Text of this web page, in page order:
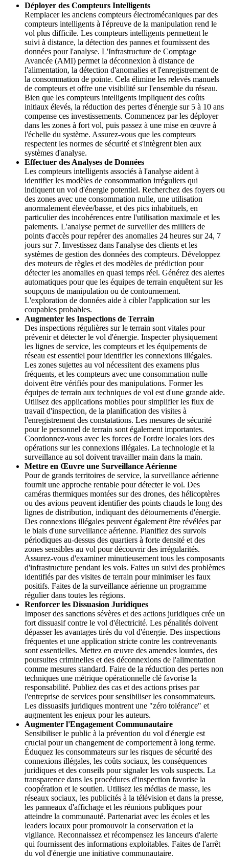
Déployer des Compteurs Intelligents
Remplacer les anciens compteurs électromécaniques par des
compteurs intelligents à l'épreuve de la manipulation rend le
vol plus difficile. Les compteurs intelligents permettent le
suivi à distance, la détection des pannes et fournissent des
données pour l'analyse. L'Infrastructure de Comptage
Avancée (AMI) permet la déconnexion à distance de
l'alimentation, la détection d'anomalies et l'enregistrement de
la consommation de pointe. Cela élimine les relevés manuels
de compteurs et offre une visibilité sur l'ensemble du réseau.
Bien que les compteurs intelligents impliquent des coûts
initiaux élevés, la réduction des pertes d'énergie sur 5 à 10 ans
compense ces investissements. Commencez par les déployer
dans les zones à fort vol, puis passez à une mise en œuvre à
l'échelle du système. Assurez-vous que les compteurs
respectent les normes de sécurité et s'intègrent bien aux
systèmes d'analyse.
Effectuer des Analyses de Données
Les compteurs intelligents associés à l'analyse aident à
identifier les modèles de consommation irréguliers qui
indiquent un vol d'énergie potentiel. Recherchez des foyers ou
des zones avec une consommation nulle, une utilisation
anormalement élevée/basse, et des pics inhabituels, en
particulier des incohérences entre l'utilisation maximale et les
paiements. L'analyse permet de surveiller des milliers de
points d'accès pour repérer des anomalies 24 heures sur 24, 7
jours sur 7. Investissez dans l'analyse des clients et les
systèmes de gestion des données des compteurs. Développez
des moteurs de règles et des modèles de prédiction pour
détecter les anomalies en quasi temps réel. Générez des alertes
automatiques pour que les équipes de terrain enquêtent sur les
soupçons de manipulation ou de contournement.
L'exploration de données aide à cibler l'application sur les
coupables probables.
Augmenter les Inspections de Terrain
Des inspections régulières sur le terrain sont vitales pour
prévenir et détecter le vol d'énergie. Inspecter physiquement
les lignes de service, les compteurs et les équipements de
réseau est essentiel pour identifier les connexions illégales.
Les zones sujettes au vol nécessitent des examens plus
fréquents, et les compteurs avec une consommation nulle
doivent être vérifiés pour des manipulations. Former les
équipes de terrain aux techniques de vol est d'une grande aide.
Utilisez des applications mobiles pour simplifier les flux de
travail d'inspection, de la planification des visites à
l'enregistrement des constatations. Les mesures de sécurité
pour le personnel de terrain sont également importantes.
Coordonnez-vous avec les forces de l'ordre locales lors des
opérations sur les connexions illégales. La technologie et la
surveillance au sol doivent travailler main dans la main.
Mettre en Œuvre une Surveillance Aérienne
Pour de grands territoires de service, la surveillance aérienne
fournit une approche rentable pour détecter le vol. Des
caméras thermiques montées sur des drones, des hélicoptères
ou des avions peuvent identifier des points chauds le long des
lignes de distribution, indiquant des détournements d'énergie.
Des connexions illégales peuvent également être révélées par
le biais d'une surveillance aérienne. Planifiez des survols
périodiques au-dessus des quartiers à forte densité et des
zones sensibles au vol pour découvrir des irrégularités.
Assurez-vous d'examiner minutieusement tous les composants
d'infrastructure pendant les vols. Faites un suivi des problèmes
identifiés par des visites de terrain pour minimiser les faux
positifs. Faites de la surveillance aérienne un programme
régulier dans toutes les régions.
Renforcer les Dissuasion Juridiques
Imposer des sanctions sévères et des actions juridiques crée un
fort dissuasif contre le vol d'électricité. Les pénalités doivent
dépasser les avantages tirés du vol d'énergie. Des inspections
fréquentes et une application stricte contre les contrevenants
sont essentielles. Mettez en œuvre des amendes lourdes, des
poursuites criminelles et des déconnexions de l'alimentation
comme mesures standard. Faire de la réduction des pertes non
techniques une métrique opérationnelle clé favorise la
responsabilité. Publiez des cas et des actions prises par
l'entreprise de services pour sensibiliser les consommateurs.
Les dissuasifs juridiques montrent une "zéro tolérance" et
augmentent les enjeux pour les auteurs.
Augmenter l'Engagement Communautaire
Sensibiliser le public à la prévention du vol d'énergie est
crucial pour un changement de comportement à long terme.
Éduquez les consommateurs sur les risques de sécurité des
connexions illégales, les coûts sociaux, les conséquences
juridiques et des conseils pour signaler les vols suspects. La
transparence dans les procédures d'inspection favorise la
coopération et le soutien. Utilisez les médias de masse, les
réseaux sociaux, les publicités à la télévision et dans la presse,
les panneaux d'affichage et les réunions publiques pour
atteindre la communauté. Partenariat avec les écoles et les
leaders locaux pour promouvoir la conservation et la
vigilance. Reconnaissez et récompensez les lanceurs d'alerte
qui fournissent des informations exploitables. Faites de l'arrêt
du vol d'énergie une initiative communautaire.